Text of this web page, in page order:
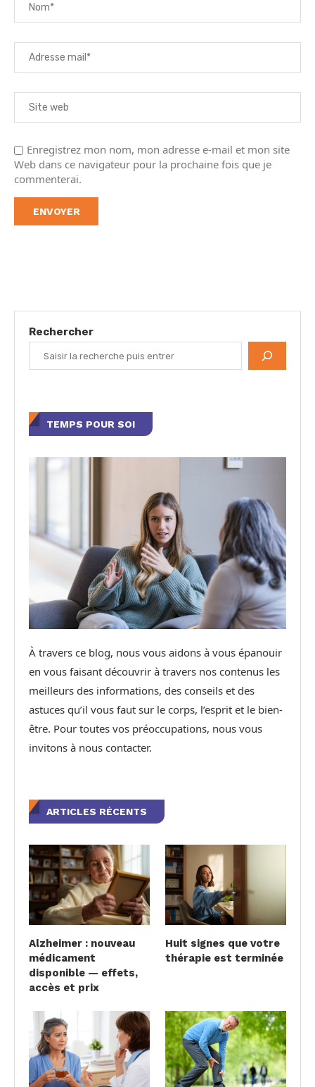
Enregistrez mon nom, mon adresse e-mail et mon site
Web dans ce navigateur pour la prochaine fois que je
commenterai.
Rechercher
TEMPS POUR SOI
À travers ce blog, nous vous aidons à vous épanouir
en vous faisant découvrir à travers nos contenus les
meilleurs des informations, des conseils et des
astuces qu’il vous faut sur le corps, l’esprit et le bien-
être. Pour toutes vos préoccupations, nous vous
invitons à nous contacter.
ARTICLES RÉCENTS
Alzheimer : nouveau
médicament
disponible — effets,
accès et prix
Huit signes que votre
thérapie est terminée